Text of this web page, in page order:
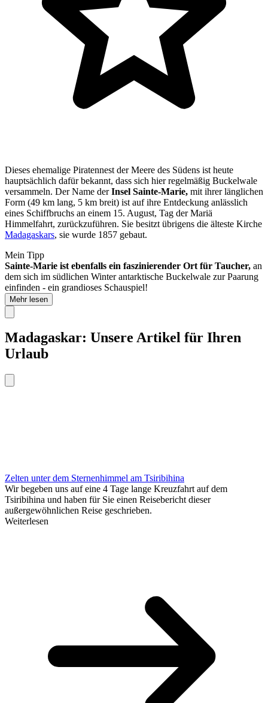
Dieses ehemalige Piratennest der Meere des Südens ist heute
hauptsächlich dafür bekannt, dass sich hier regelmäßig Buckelwale
versammeln. Der Name derInsel Sainte-Marie, mit ihrer länglichen
Form (49 km lang, 5 km breit) ist auf ihre Entdeckung anlässlich
eines Schiffbruchs an einem 15. August, Tag der Mariä
Himmelfahrt, zurückzuführen. Sie besitzt übrigens die älteste Kirche
Madagaskars, sie wurde 1857 gebaut.
Mein Tipp
Sainte-Marie ist ebenfalls ein faszinierender Ort für Taucher, an
dem sich im südlichen Winter antarktische Buckelwale zur Paarung
einfinden - ein grandioses Schauspiel!
Mehr lesen
Madagaskar: Unsere Artikel für Ihren
Urlaub
Zelten unter dem Sternenhimmel am Tsiribihina
Wir begeben uns auf eine 4 Tage lange Kreuzfahrt auf dem
Tsiribihina und haben für Sie einen Reisebericht dieser
außergewöhnlichen Reise geschrieben.
Weiterlesen